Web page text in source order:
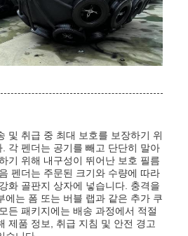
및 취급 중 최대 보호를 보장하기 위
각 펜더는 공기를 빼고 단단히 말아
기 위해 내구성이 뛰어난 보호 필름
펜더는 주문된 크기와 수량에 따라
화 골판지 상자에 넣습니다. 충격을
에는 폼 또는 버블 랩과 같은 추가 쿠
든 패키지에는 배송 과정에서 적절
제품 정보, 취급 지침 및 안전 경고